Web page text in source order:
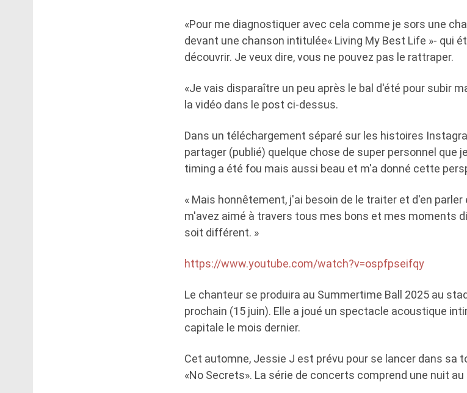
«Pour me diagnostiquer avec cela comme je sors une
devant une chanson intitulée« Living My Best Life »- qui
découvrir. Je veux dire, vous ne pouvez pas le rattraper.
«Je vais disparaître un peu après le bal d'été pour subir
la vidéo dans le post ci-dessus.
Dans un téléchargement séparé sur les histoires
partager (publié) quelque chose de super personnel que
timing a été fou mais aussi beau et m'a donné cette
« Mais honnêtement, j'ai besoin de le traiter et d'en
m'avez aimé à travers tous mes bons et mes moments
soit différent. »
https://www.youtube.com/watch?v=ospfpseifqy
Le chanteur se produira au Summertime Ball 2025 au
prochain (15 juin). Elle a joué un spectacle acoustique
capitale le mois dernier.
Cet automne, Jessie J est prévu pour se lancer dans sa
«No Secrets». La série de concerts comprend une nuit au